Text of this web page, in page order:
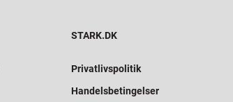
STARK.DK
Privatlivspolitik
Handelsbetingelser